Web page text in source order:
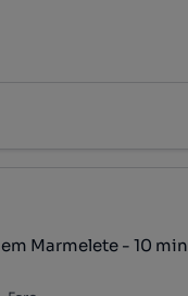
- 10 minutos de